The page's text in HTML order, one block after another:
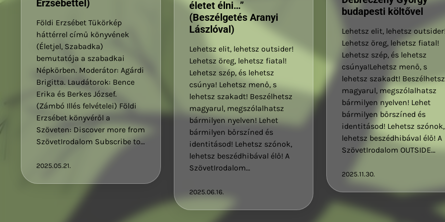
Erzsébettel)
Földi Erzsébet Tükörkép
háttérrel című könyvének
(Életjel, Szabadka)
bemutatója a szabadkai
Népkörben. Moderátor: Agárdi
Brigitta. Laudátorok: Bence
Erika és Berkes József.
(Zámbó Illés felvételei) Földi
Erzsébet könyvéről a
Szöveten: Discover more from
SzövetIrodalom Subscribe to…
2025.05.21.
életet élni…”
(Beszélgetés Aranyi
Lászlóval)
Lehetsz elit, lehetsz outsider!
Lehetsz öreg, lehetsz fiatal!
Lehetsz szép, és lehetsz
csúnya! Lehetsz menő, s
lehetsz szakadt! Beszélhetsz
magyarul, megszólalhatsz
bármilyen nyelven! Lehet
bármilyen bőrszíned és
identitásod! Lehetsz szónok,
lehetsz beszédhibával élő! A
SzövetIrodalom…
2025.06.16.
budapesti költővel
Lehetsz elit, lehetsz
Lehetsz öreg, lehetsz fiatal!
Lehetsz szép, és lehetsz
csúnya!Lehetsz menő, s
lehetsz szakadt! Beszélhetsz
magyarul, megszólalhatsz
bármilyen nyelven! Lehet
bármilyen bőrszíned és
identitásod! Lehetsz szónok,
lehetsz beszédhibával élő! A
SzövetIrodalom OUTSIDE…
2025.11.30.